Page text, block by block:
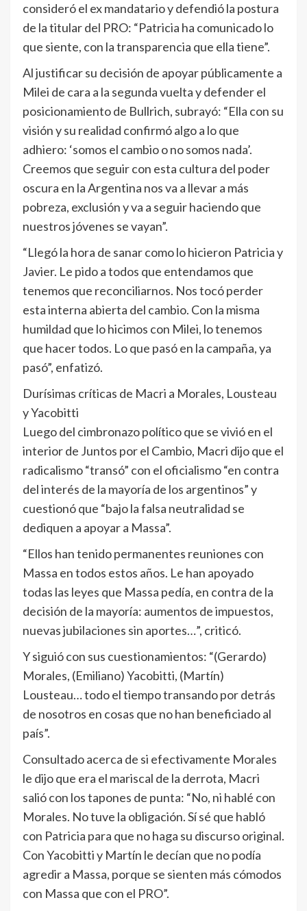
consideró el ex mandatario y defendió la postura
de la titular del PRO: “Patricia ha comunicado lo
que siente, con la transparencia que ella tiene”.
Al justificar su decisión de apoyar públicamente a
Milei de cara a la segunda vuelta y defender el
posicionamiento de Bullrich, subrayó: “Ella con su
visión y su realidad confirmó algo a lo que
adhiero: ‘somos el cambio o no somos nada’.
Creemos que seguir con esta cultura del poder
oscura en la Argentina nos va a llevar a más
pobreza, exclusión y va a seguir haciendo que
nuestros jóvenes se vayan”.
“Llegó la hora de sanar como lo hicieron Patricia y
Javier. Le pido a todos que entendamos que
tenemos que reconciliarnos. Nos tocó perder
esta interna abierta del cambio. Con la misma
humildad que lo hicimos con Milei, lo tenemos
que hacer todos. Lo que pasó en la campaña, ya
pasó”, enfatizó.
Durísimas críticas de Macri a Morales, Lousteau
y Yacobitti
Luego del cimbronazo político que se vivió en el
interior de Juntos por el Cambio, Macri dijo que el
radicalismo “transó” con el oficialismo “en contra
del interés de la mayoría de los argentinos” y
cuestionó que “bajo la falsa neutralidad se
dediquen a apoyar a Massa”.
“Ellos han tenido permanentes reuniones con
Massa en todos estos años. Le han apoyado
todas las leyes que Massa pedía, en contra de la
decisión de la mayoría: aumentos de impuestos,
nuevas jubilaciones sin aportes…”, criticó.
Y siguió con sus cuestionamientos: “(Gerardo)
Morales, (Emiliano) Yacobitti, (Martín)
Lousteau… todo el tiempo transando por detrás
de nosotros en cosas que no han beneficiado al
país”.
Consultado acerca de si efectivamente Morales
le dijo que era el mariscal de la derrota, Macri
salió con los tapones de punta: “No, ni hablé con
Morales. No tuve la obligación. Sí sé que habló
con Patricia para que no haga su discurso original.
Con Yacobitti y Martín le decían que no podía
agredir a Massa, porque se sienten más cómodos
con Massa que con el PRO”.